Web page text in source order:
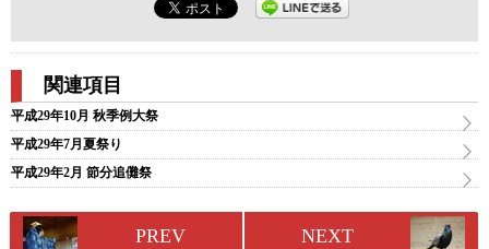
関連項目
平成29年10月 秋季例大祭
平成29年7月夏祭り
平成29年2月 節分追儺祭
PREV NEXT